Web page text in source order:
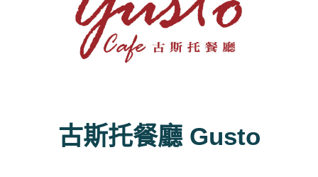
古斯托餐廳 Gusto